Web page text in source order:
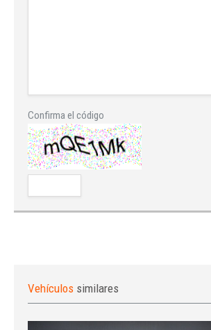
Confirma el código
Vehículos similares